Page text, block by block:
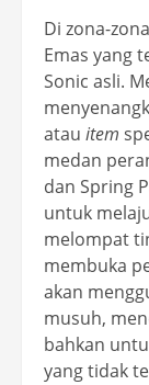
Di zona-
Emas yang
Sonic asli.
atau item
medan
dan Spring
untuk
melompat
membuka
akan
musuh,
bahkan
yang tidak